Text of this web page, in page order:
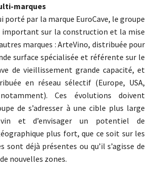
marques
porté par la marque EuroCave, le groupe
important sur la construction et la mise
marques : ArteVino, distribuée pour
surface spécialisée et référente sur le
de vieillissement grande capacité, et
en réseau sélectif (Europe, USA,
Ces évolutions doivent
de s’adresser à une cible plus large
vin et d’envisager un potentiel de
plus fort, que ce soit sur les
déjà présentes ou qu’il s’agisse de
nouvelles zones.